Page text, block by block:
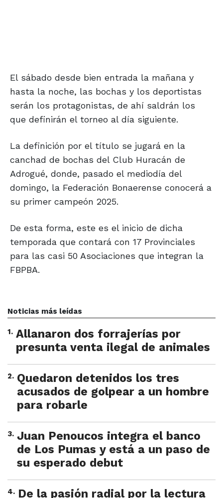
El sábado desde bien entrada la mañana y
hasta la noche, las bochas y los deportistas
serán los protagonistas, de ahí saldrán los
que definirán el torneo al día siguiente.
La definición por el título se jugará en la
canchad de bochas del Club Huracán de
Adrogué, donde, pasado el mediodía del
domingo, la Federación Bonaerense conocerá a
su primer campeón 2025.
De esta forma, este es el inicio de dicha
temporada que contará con 17 Provinciales
para las casi 50 Asociaciones que integran la
FBPBA.
Noticias más leídas
1. Allanaron dos forrajerías por
presunta venta ilegal de animales
2. Quedaron detenidos los tres
acusados de golpear a un hombre
para robarle
3. Juan Penoucos integra el banco
de Los Pumas y está a un paso de
su esperado debut
4. De la pasión radial por la lectura